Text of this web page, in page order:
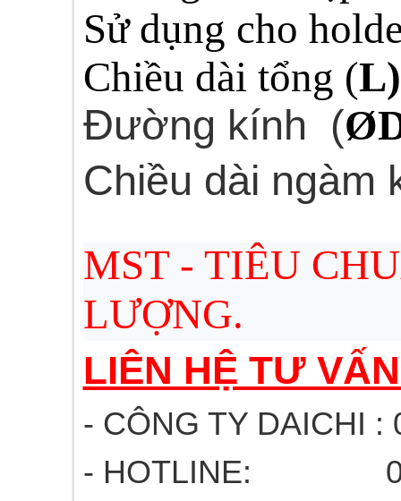
Sử dụng cho
Chiều dài tổng (
Đường kính (
Chiều dài ngàm
MST - TIÊU
LƯỢNG.
LIÊN HỆ TƯ
- CÔNG TY DAICHI
- HOTLINE: